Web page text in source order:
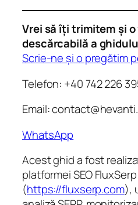
Vrei să îți trimitem și
descărcabilă a
Scrie-ne și o pregătim
Telefon: +40 742 226
Email:
WhatsApp
Acest ghid a fost
platformei SEO FluxSerp
(https://fluxserp.com),